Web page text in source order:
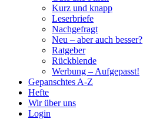
Kurz und knapp
Leserbriefe
Nachgefragt
Neu – aber auch besser?
Ratgeber
Rückblende
Werbung – Aufgepasst!
Gepanschtes A-Z
Hefte
Wir über uns
Login